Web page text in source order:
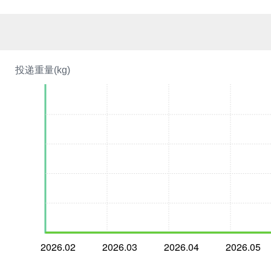
投递重量(kg)
2026.02 2026.03 2026.04 2026.05